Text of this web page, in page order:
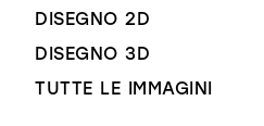
DISEGNO 2D
DISEGNO 3D
TUTTE LE IMMAGINI